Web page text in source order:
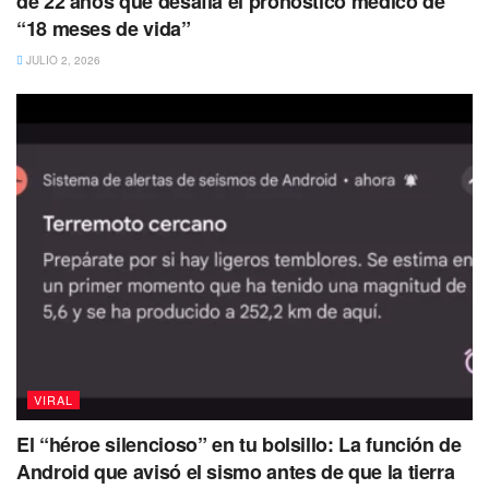
del sumergible terminó con dos tapas de titanio y un
cilindro de fibra de carbono. Los restos recuperados
parecían incluir ambas tapas de los extremos, incluido el
ojo de buey del sumergible sin la ventana, así como la
extensa área llena de restos cerca de la proa del Titanic,
según la última actualización de la Guardia Costera de
Estados Unidos La agencia ha iniciado una investigación
“18 meses de vida”
JULIO 2, 2026
VIRAL
El “héroe silencioso” en tu bolsillo: La función de
Android que avisó el sismo antes de que la tierra